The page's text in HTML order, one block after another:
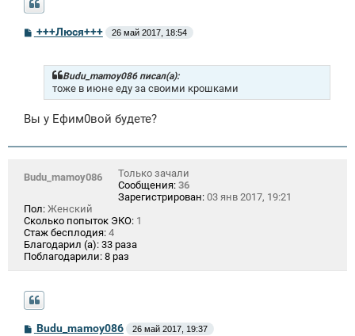
С
е
+++Люся+++ 26 май 2017, 18:54
Budu_mamoy086 писал(а):
тоже в июне еду за своими крошками
Вы у Ефим0вой будете?
Budu_mamoy086
Только зачали
Сообщения: 36
Зарегистрирован: 03 янв 2017, 19:21
Пол: Женский
Сколько попыток ЭКО: 1
Стаж бесплодия: 4
Благодарил (а): 33 раза
Поблагодарили: 8 раз
СBudu_mamoy086 26 май 2017, 19:37